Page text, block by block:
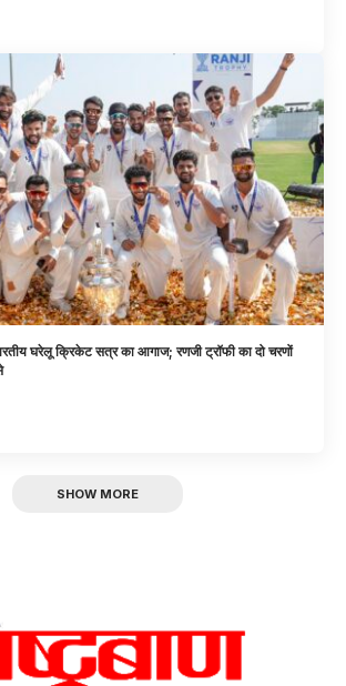
घरेलू क्रिकेट सत्र का आगाज; रणजी ट्रॉफी का दो चरणों
SHOW MORE